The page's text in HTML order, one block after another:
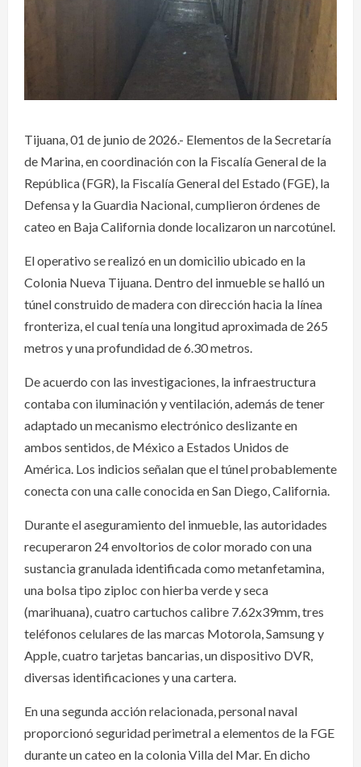
Tijuana, 01 de junio de 2026.- Elementos de la Secretaría
de Marina, en coordinación con la Fiscalía General de la
República (FGR), la Fiscalía General del Estado (FGE), la
Defensa y la Guardia Nacional, cumplieron órdenes de
cateo en Baja California donde localizaron un narcotúnel.
El operativo se realizó en un domicilio ubicado en la
Colonia Nueva Tijuana. Dentro del inmueble se halló un
túnel construido de madera con dirección hacia la línea
fronteriza, el cual tenía una longitud aproximada de 265
metros y una profundidad de 6.30 metros.
De acuerdo con las investigaciones, la infraestructura
contaba con iluminación y ventilación, además de tener
adaptado un mecanismo electrónico deslizante en
ambos sentidos, de México a Estados Unidos de
América. Los indicios señalan que el túnel probablemente
conecta con una calle conocida en San Diego, California.
Durante el aseguramiento del inmueble, las autoridades
recuperaron 24 envoltorios de color morado con una
sustancia granulada identificada como metanfetamina,
una bolsa tipo ziploc con hierba verde y seca
(marihuana), cuatro cartuchos calibre 7.62x39mm, tres
teléfonos celulares de las marcas Motorola, Samsung y
Apple, cuatro tarjetas bancarias, un dispositivo DVR,
diversas identificaciones y una cartera.
En una segunda acción relacionada, personal naval
proporcionó seguridad perimetral a elementos de la FGE
durante un cateo en la colonia Villa del Mar. En dicho